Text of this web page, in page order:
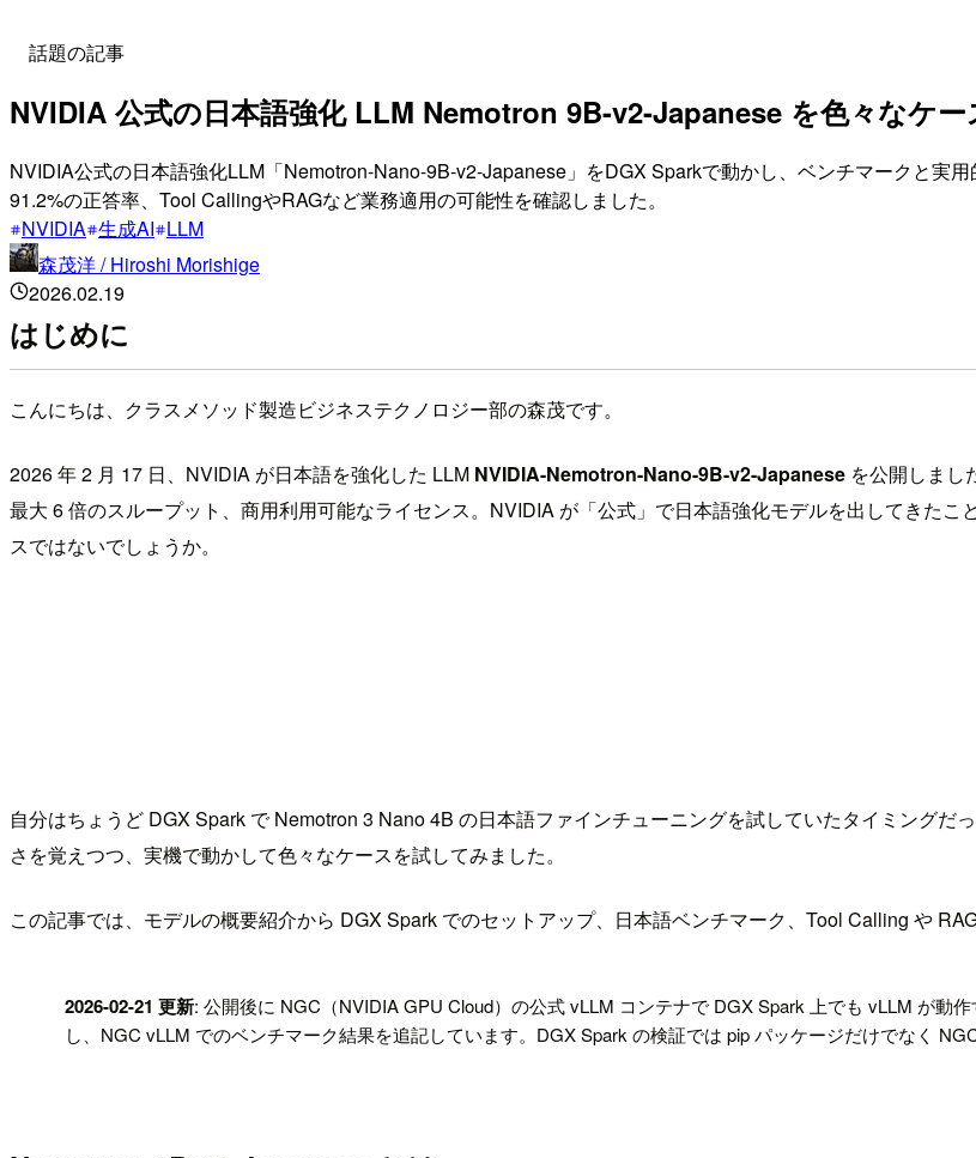
話題の記事
NVIDIA 公式の日本語強化 LLM Nemotron 9B-v2-Japanese を色々なケ
NVIDIA公式の日本語強化LLM「Nemotron-Nano-9B-v2-Japanese」をDGX Sparkで動かし、ベンチマークと実
91.2%の正答率、Tool CallingやRAGなど業務適用の可能性を確認しました。
NVIDIA 生成AI LLM
森茂洋 / Hiroshi Morishige
2026.02.19
はじめに
こんにちは、クラスメソッド製造ビジネステクノロジー部の森茂です。
2026 年 2 月 17 日、NVIDIA が日本語を強化した LLM NVIDIA-Nemotron-Nano-9B-v2-Japanese を公開しまし
最大 6 倍のスループット、商用利用可能なライセンス。NVIDIA が「公式」で日本語強化モデルを出してきた
スではないでしょうか。
自分はちょうど DGX Spark で Nemotron 3 Nano 4B の日本語ファインチューニングを試していたタイミング
さを覚えつつ、実機で動かして色々なケースを試してみました。
この記事では、モデルの概要紹介から DGX Spark でのセットアップ、日本語ベンチマーク、Tool Calling や
2026-02-21 更新: 公開後に NGC（NVIDIA GPU Cloud）の公式 vLLM コンテナで DGX Spark 上でも vLLM が動
し、NGC vLLM でのベンチマーク結果を追記しています。DGX Spark の検証では pip パッケージだけでなく